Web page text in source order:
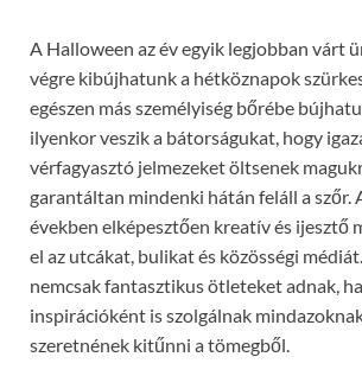
A Halloween az év egyik legjobban várt
végre kibújhatunk a hétköznapok
egészen más személyiség bőrébe
ilyenkor veszik a bátorságukat, hogy
vérfagyasztó jelmezeket öltsenek
garantáltan mindenki hátán feláll a szőr.
években elképesztően kreatív és ijesztő
el az utcákat, bulikat és közösségi
nemcsak fantasztikus ötleteket adnak,
inspirációként is szolgálnak
szeretnének kitűnni a tömegből.